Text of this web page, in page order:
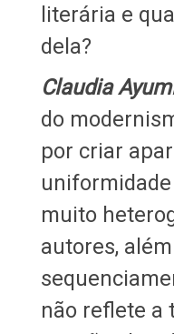
literária e
dela?
Claudia
do
por criar
muito
autores,
não reflete a